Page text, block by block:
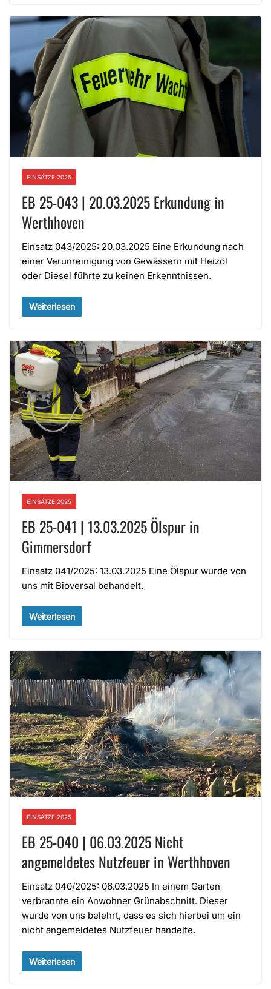
EINSÄTZE 2025
EB 25-043 | 20.03.2025 Erkundung in
Werthhoven
Einsatz 043/2025: 20.03.2025 Eine Erkundung nach
einer Verunreinigung von Gewässern mit Heizöl
oder Diesel führte zu keinen Erkenntnissen.
Weiterlesen
EINSÄTZE 2025
EB 25-041 | 13.03.2025 Ölspur in
Gimmersdorf
Einsatz 041/2025: 13.03.2025 Eine Ölspur wurde von
uns mit Bioversal behandelt.
Weiterlesen
EINSÄTZE 2025
EB 25-040 | 06.03.2025 Nicht
angemeldetes Nutzfeuer in Werthhoven
Einsatz 040/2025: 06.03.2025 In einem Garten
verbrannte ein Anwohner Grünabschnitt. Dieser
wurde von uns belehrt, dass es sich hierbei um ein
nicht angemeldetes Nutzfeuer handelte.
Weiterlesen